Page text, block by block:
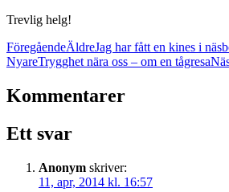
Trevlig helg!
FöregåendeÄldreJag har fått en kines i
NyareTrygghet nära oss – om en tågresa
Kommentarer
Ett svar
Anonym skriver:
11, apr, 2014 kl. 16:57